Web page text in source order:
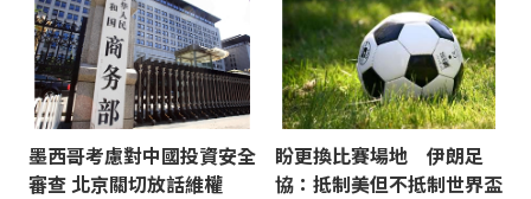
墨西哥考慮對中國投資安全
審查 北京關切放話維權
盼更換比賽場地 伊朗足
協：抵制美但不抵制世界盃